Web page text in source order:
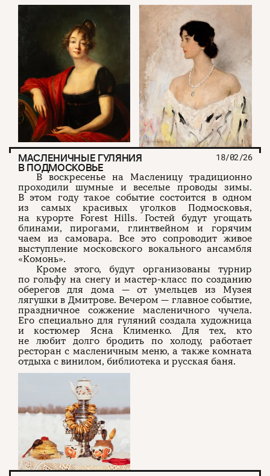
МАСЛЕНИЧНЫЕ ГУЛЯНИЯ
В ПОДМОСКОВЬЕ
18/02/26
В воскресенье на Масленицу традиционно
проходили шумные и веселые проводы зимы.
В этом году такое событие состоится в одном
из самых красивых уголков Подмосковья,
на курорте Forest Hills. Гостей будут угощать
блинами, пирогами, глинтвейном и горячим
чаем из самовара. Все это сопроводит живое
выступление московского вокального ансамбля
«Комонь».
Кроме этого, будут организованы турнир
по гольфу на снегу и мастер-класс по созданию
оберегов для дома — от умельцев из Музея
лягушки в Дмитрове. Вечером — главное событие,
праздничное сожжение масленичного чучела.
Его специально для гуляний создала художница
и костюмер Ясна Клименко. Для тех, кто
не любит долго бродить по холоду, работает
ресторан с масленичным меню, а также комната
отдыха с винилом, библиотека и русская баня.